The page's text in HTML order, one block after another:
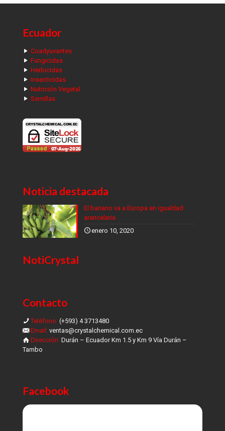
Ecuador
Coadyuvantes
Fungicidas
Herbicidas
Insecticidas
Nutrición Vegetal
Semillas
Noticia destacada
El banano va a Europa en igualdad
arancelaria
enero 10, 2020
NotiCrystal
Contacto
Teléfono: (+593) 4 3713480
Email: ventas@crystalchemical.com.ec
Dirección: Durán – Ecuador Km 1.5 y Km 9 Vía Durán –
Tambo
Facebook